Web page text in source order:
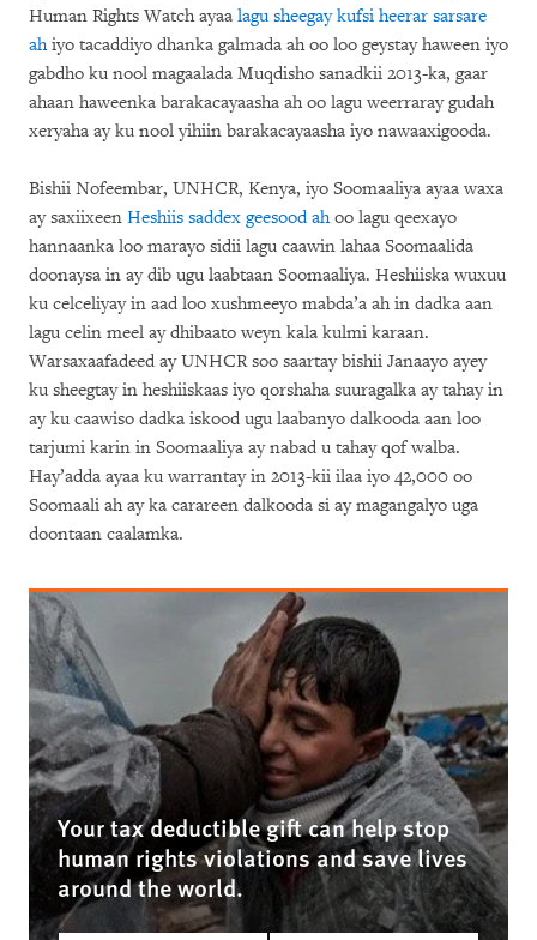
Human Rights Watch ayaa lagu sheegay kufsi heerar sarsare
ahiyo tacaddiyo dhanka galmada ah oo loo geystay haween iyo
gabdho ku nool magaalada Muqdisho sanadkii 2013-ka, gaar
ahaan haweenka barakacayaasha ah oo lagu weerraray gudah
xeryaha ay ku nool yihiin barakacayaasha iyo nawaaxigooda.
Bishii Nofeembar, UNHCR, Kenya, iyo Soomaaliya ayaa waxa
ay saxiixeen Heshiis saddex geesood ahoo lagu qeexayo
hannaanka loo marayo sidii lagu caawin lahaa Soomaalida
doonaysa in ay dib ugu laabtaan Soomaaliya. Heshiiska wuxuu
ku celceliyay in aad loo xushmeeyo mabda’a ah in dadka aan
lagu celin meel ay dhibaato weyn kala kulmi karaan.
Warsaxaafadeed ay UNHCR soo saartay bishii Janaayo ayey
ku sheegtay in heshiiskaas iyo qorshaha suuragalka ay tahay in
ay ku caawiso dadka iskood ugu laabanyo dalkooda aan loo
tarjumi karin in Soomaaliya ay nabad u tahay qof walba.
Hay’adda ayaa ku warrantay in 2013-kii ilaa iyo 42,000 oo
Soomaali ah ay ka carareen dalkooda si ay magangalyo uga
doontaan caalamka.
Your tax deductible gift can help stop
human rights violations and save lives
around the world.